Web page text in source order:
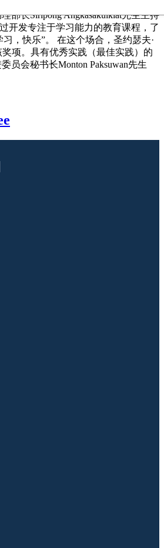
部长Siripong Angkasakulkiat先生主持
开发专注于学习能力的教育课程，了
，快乐”。 在这个场合，圣约瑟夫·
项。具有优秀实践（最佳实践）的
员会秘书长Monton Paksuwan先生